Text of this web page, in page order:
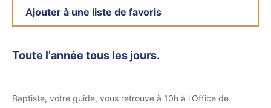
Ajouter à une liste de favoris
Toute l'année tous les jours.
Baptiste, votre guide, vous retrouve à 10h à l'Office de